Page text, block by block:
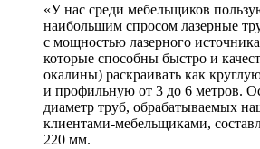
«У нас среди мебельщиков
наибольшим спросом лазерные
с мощностью лазерного
которые способны быстро и
окалины) раскраивать как
и профильную от 3 до 6 метров.
диаметр труб, обрабатываемых
клиентами-­мебельщиками,
220 мм.